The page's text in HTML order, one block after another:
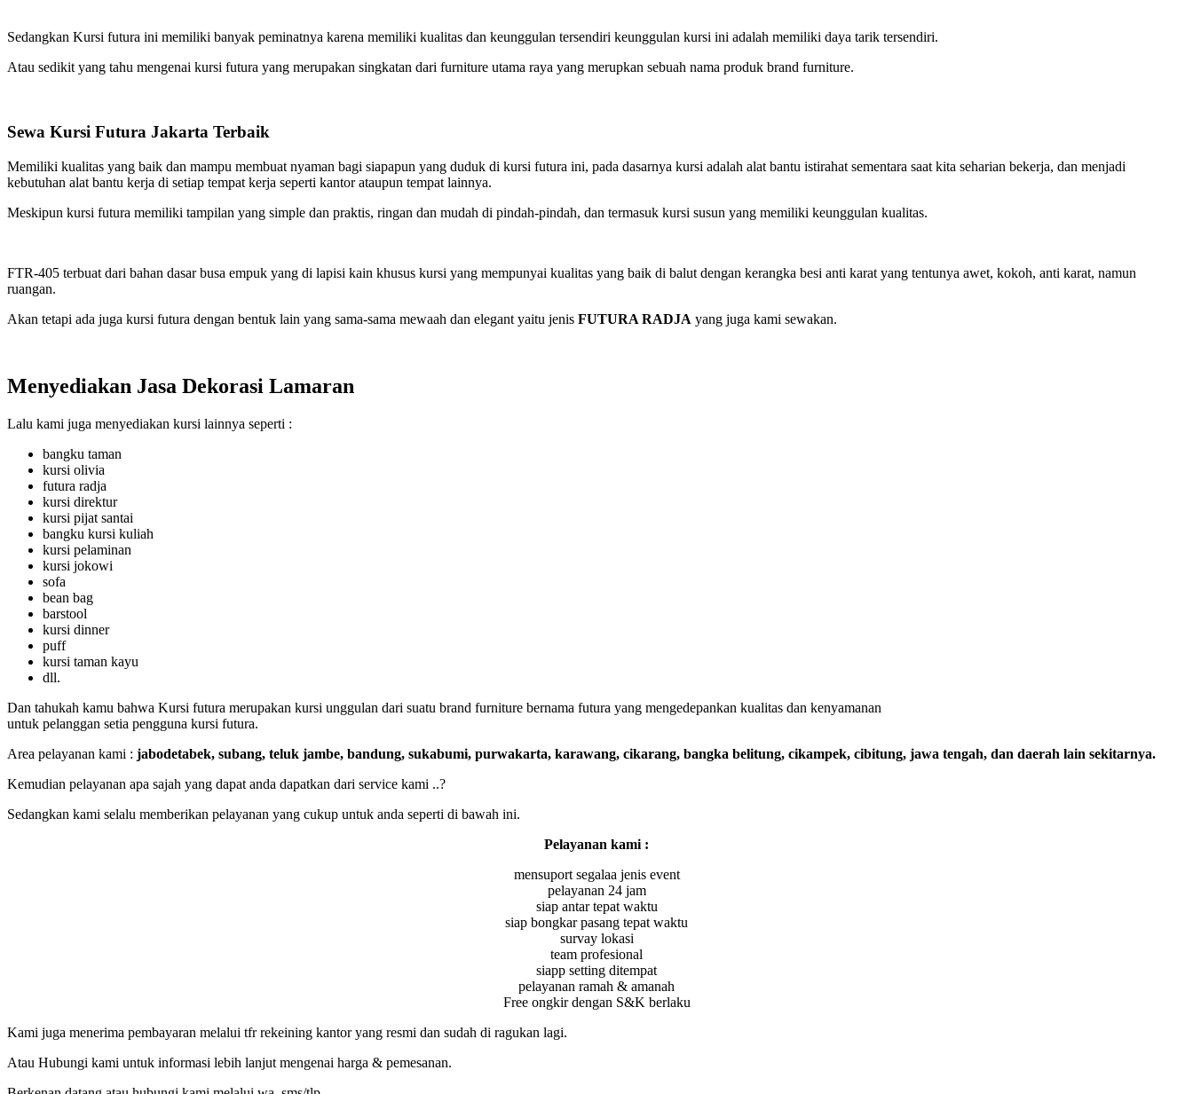
Sedangkan Kursi futura ini memiliki banyak peminatnya karena memiliki kualitas dan keunggulan tersendiri keunggulan kursi ini adalah memiliki daya tarik tersendiri.
Atau sedikit yang tahu mengenai kursi futura yang merupakan singkatan dari furniture utama raya yang merupkan sebuah nama produk brand furniture.
Sewa Kursi Futura Jakarta Terbaik
Memiliki kualitas yang baik dan mampu membuat nyaman bagi siapapun yang duduk di kursi futura ini, pada dasarnya kursi adalah alat bantu istirahat sementara saat kita seharian bekerja, dan menjadi
kebutuhan alat bantu kerja di setiap tempat kerja seperti kantor ataupun tempat lainnya.
Meskipun kursi futura memiliki tampilan yang simple dan praktis, ringan dan mudah di pindah-pindah, dan termasuk kursi susun yang memiliki keunggulan kualitas.
FTR-405 terbuat dari bahan dasar busa empuk yang di lapisi kain khusus kursi yang mempunyai kualitas yang baik di balut dengan kerangka besi anti karat yang tentunya awet, kokoh, anti karat, namun
ruangan.
Akan tetapi ada juga kursi futura dengan bentuk lain yang sama-sama mewaah dan elegant yaitu jenis FUTURA RADJA yang juga kami sewakan.
Menyediakan Jasa Dekorasi Lamaran
Lalu kami juga menyediakan kursi lainnya seperti :
bangku taman
kursi olivia
futura radja
kursi direktur
kursi pijat santai
bangku kursi kuliah
kursi pelaminan
kursi jokowi
sofa
bean bag
barstool
kursi dinner
puff
kursi taman kayu
dll.
Dan tahukah kamu bahwa Kursi futura merupakan kursi unggulan dari suatu brand furniture bernama futura yang mengedepankan kualitas dan kenyamanan
untuk pelanggan setia pengguna kursi futura.
Area pelayanan kami : jabodetabek, subang, teluk jambe, bandung, sukabumi, purwakarta, karawang, cikarang, bangka belitung, cikampek, cibitung, jawa tengah, dan daerah lain sekitarnya.
Kemudian pelayanan apa sajah yang dapat anda dapatkan dari service kami ..?
Sedangkan kami selalu memberikan pelayanan yang cukup untuk anda seperti di bawah ini.
Pelayanan kami :
mensuport segalaa jenis event
pelayanan 24 jam
siap antar tepat waktu
siap bongkar pasang tepat waktu
survay lokasi
team profesional
siapp setting ditempat
pelayanan ramah & amanah
Free ongkir dengan S&K berlaku
Kami juga menerima pembayaran melalui tfr rekeining kantor yang resmi dan sudah di ragukan lagi.
Atau Hubungi kami untuk informasi lebih lanjut mengenai harga & pemesanan.